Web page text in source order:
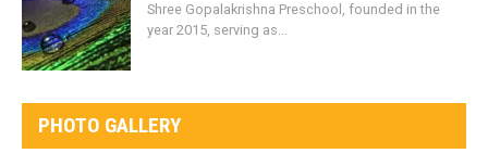
Shree Gopalakrishna Preschool, founded in the
year 2015, serving as...
PHOTO GALLERY